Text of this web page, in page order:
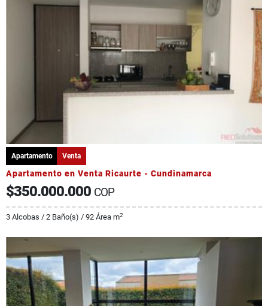
Apartamento Venta
Apartamento en Venta Ricaurte - Cundinamarca
$350.000.000 COP
3 Alcobas / 2 Baño(s) / 92 Área m2